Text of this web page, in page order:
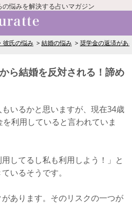
悩みを解決する占いマガジン
彼氏の悩み 結婚の悩み 奨学金の返済があ
ら結婚を反対される！諦め
いるかと思いますが、現在34歳
利用していると言われていま
用してるし私も利用しよう！」と
いるそうです。
あります。そのリスクの一つが